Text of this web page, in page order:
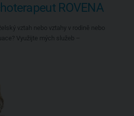
ROVENA
vztah nebo vztahy v rodině nebo
Využijte mých služeb –